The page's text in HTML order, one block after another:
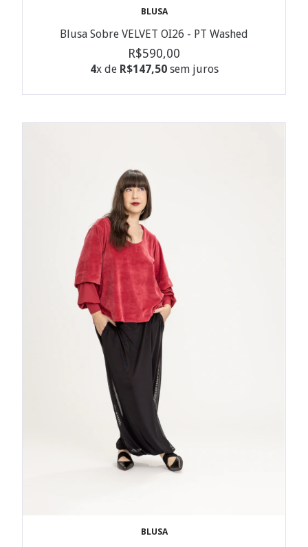
BLUSA
Blusa Sobre VELVET OI26 - PT Washed
R$590,00
4x de R$147,50sem juros
BLUSA